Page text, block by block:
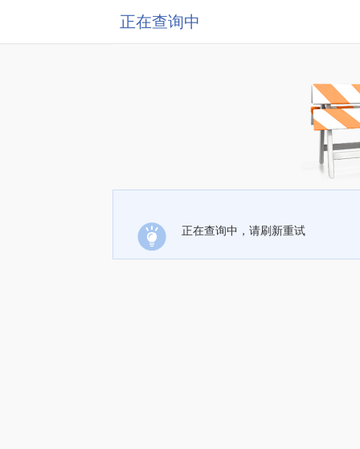
正在查询中
正在查询中，请刷新重试